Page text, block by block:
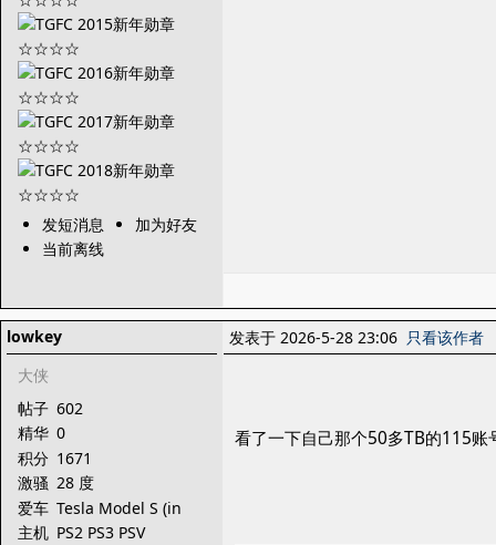
发短消息
加为好友
当前离线
lowkey
大侠
帖子 602
精华 0
积分 1671
激骚 28 度
爱车 Tesla Model S (in
dream)
主机 PS2 PS3 PSV
发表于 2026-5-28 23:06 只看该作者
看了一下自己那个50多TB的115